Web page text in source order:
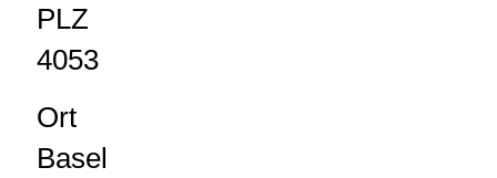
PLZ
4053
Ort
Basel